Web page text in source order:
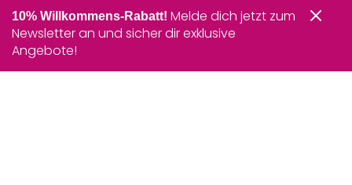
10% Willkommens-Rabatt! Melde dich jetzt zum
Newsletter an und sicher dir exklusive
Angebote!